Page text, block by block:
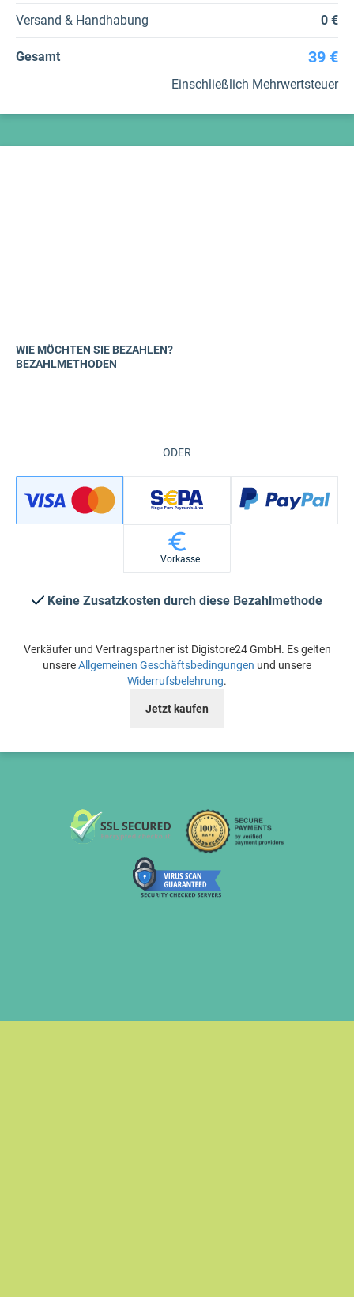
Versand & Handhabung 0 €
Gesamt 39 €
Einschließlich Mehrwertsteuer
WIE MÖCHTEN SIE BEZAHLEN?
ODER
BEZAHLMETHODEN
Vorkasse
Keine Zusatzkosten durch diese Bezahlmethode
Verkäufer und Vertragspartner ist Digistore24 GmbH. Es gelten
unsereAllgemeinen Geschäftsbedingungen und unsere
Widerrufsbelehrung.
Jetzt kaufen